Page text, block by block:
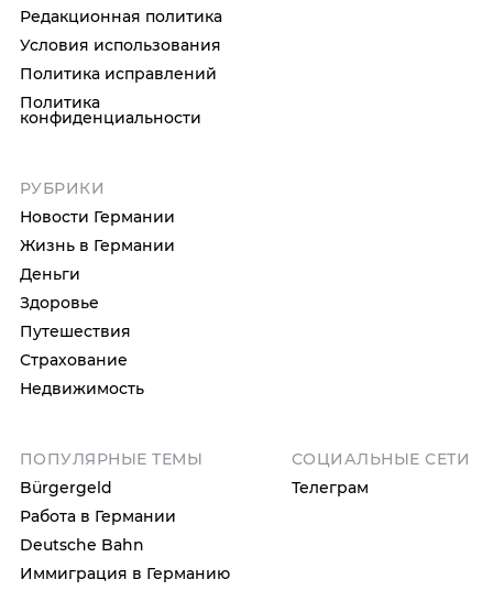
Редакционная политика
Условия использования
Политика исправлений
Политика
конфиденциальности
РУБРИКИ
Новости Германии
Жизнь в Германии
Деньги
Здоровье
Путешествия
Страхование
Недвижимость
ПОПУЛЯРНЫЕ ТЕМЫ
Bürgergeld
Работа в Германии
Deutsche Bahn
Иммиграция в Германию
СОЦИАЛЬНЫЕ СЕТИ
Телеграм